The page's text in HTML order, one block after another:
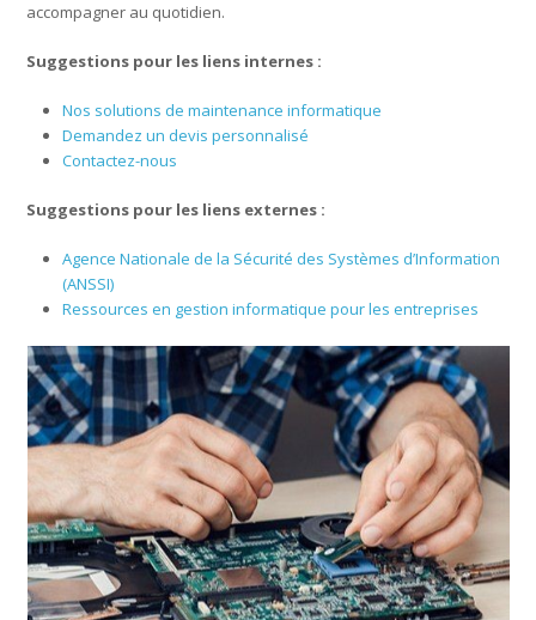
accompagner au quotidien.
Suggestions pour les liens internes :
Nos solutions de maintenance informatique
Demandez un devis personnalisé
Contactez-nous
Suggestions pour les liens externes :
Agence Nationale de la Sécurité des Systèmes d’Information
(ANSSI)
Ressources en gestion informatique pour les entreprises